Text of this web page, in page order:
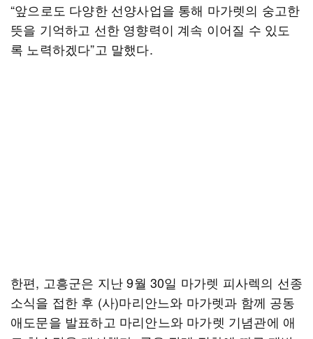
“앞으로도 다양한 선양사업을 통해 마가렛의 숭고한
뜻을 기억하고 선한 영향력이 계속 이어질 수 있도
록 노력하겠다”고 말했다.
한편, 고흥군은 지난 9월 30일 마가렛 피사렉의 선종
소식을 접한 후 (사)마리안느와 마가렛과 함께 공동
애도문을 발표하고 마리안느와 마가렛 기념관에 애